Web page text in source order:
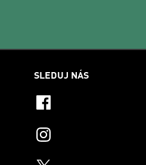
SLEDUJ NÁS